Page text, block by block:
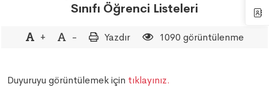
Sınıfı Öğrenci Listeleri
+ - Yazdır 1090 görüntülenme
Duyuruyu görüntülemek için tıklayınız.